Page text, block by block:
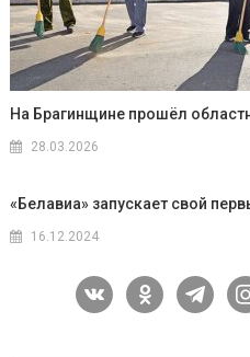
На Брагинщине прошёл
28.03.2026
«Белавиа» запускает свой
16.12.2024
vkontakteodnoklassniki
telegram